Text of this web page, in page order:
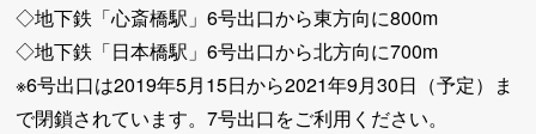
◇地下鉄「心斎橋駅」6号出口から東方向に800m
◇地下鉄「日本橋駅」6号出口から北方向に700m
※6号出口は2019年5月15日から2021年9月30日（予定）ま
で閉鎖されています。7号出口をご利用ください。